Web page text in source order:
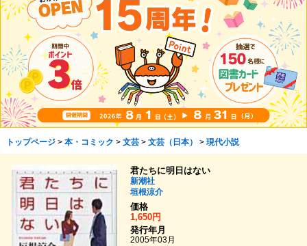
トップページ> 本・コミック > 文芸> 文芸（日本） > 現代小説
君たちに明日はない
新潮社
垣根涼介
価格
1,650円
発行年月
2005年03月